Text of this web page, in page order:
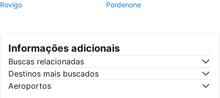
Rovigo
Pordenone
Informações adicionais
Buscas relacionadas
Destinos mais buscados
Aeroportos